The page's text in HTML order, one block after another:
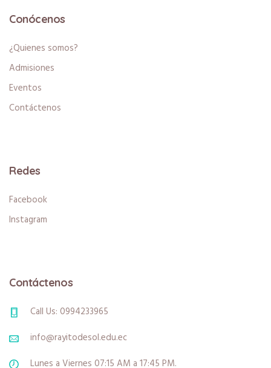
Conócenos
¿Quienes somos?
Admisiones
Eventos
Contáctenos
Redes
Facebook
Instagram
Contáctenos
Call Us: 0994233965
info@rayitodesol.edu.ec
Lunes a Viernes 07:15 AM a 17:45 PM.